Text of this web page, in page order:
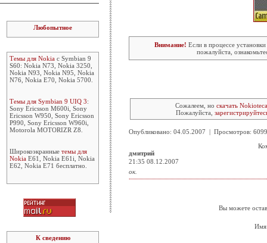
Любопытное
Темы для Nokia с Symbian 9
S60: Nokia N73, Nokia 3250,
Nokia N93, Nokia N95, Nokia
N76, Nokia E70, Nokia 5700.
Темы для Symbian 9 UIQ 3:
Sony Ericsson M600i, Sony
Ericsson W950, Sony Ericsson
P990, Sony Ericsson W960i,
Motorola MOTORIZR Z8.
Широкоэкранные темы для
Nokia E61, Nokia E61i, Nokia
E62, Nokia E71 бесплатно.
К сведению
Внимание! Если в процессе
пожалуйста,
Сожалеем, но скачать
Пожалуйста,
Опубликовано: 04.05.2007 | Просмотров:
дмитрий
21:35 08.12.2007
ок.
Вы можете